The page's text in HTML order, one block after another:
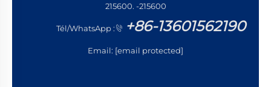
215600. -215600
Tél/WhatsApp : +86-13601562190
Email: [email protected]